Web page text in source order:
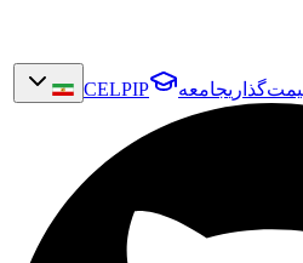
جامعه CELPIP